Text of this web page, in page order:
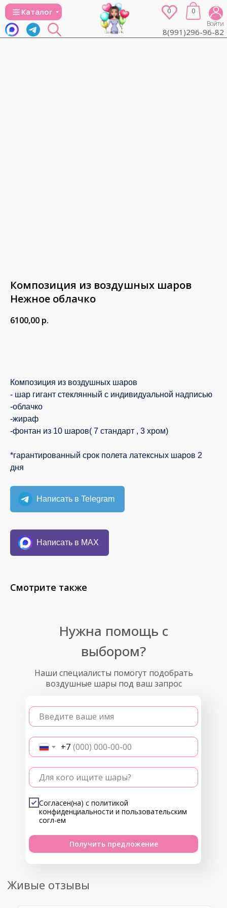
Каталог
Войти
0 0
8(991)296-96-82
Композиция из воздушных шаров
Нежное облачко
6100,00 р.
Композиция из воздушных шаров
- шар гигант стеклянный с индивидуальной надписью
-облачко
-жираф
-фонтан из 10 шаров( 7 стандарт , 3 хром)
*гарантированный срок полета латексных шаров 2
дня
Написать в Telegram
Написать в MAX
Смотрите также
Наши специалисты помогут подобрать
воздушные шары под ваш запрос
Введите ваше имя
+7
Для кого ищите шары?
Согласен(на) с политикой
конфиденциальности и пользовательским
согл-ем
Получить предложение
Нужна помощь с
выбором?
Живые отзывы